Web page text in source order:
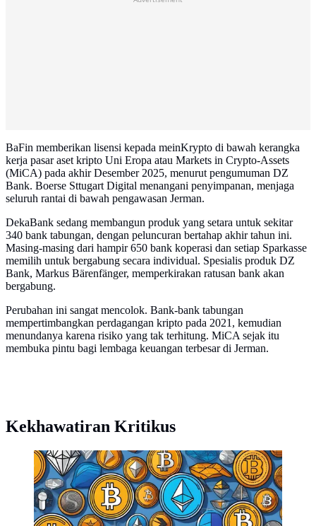
BaFin memberikan lisensi kepada meinKrypto di bawah kerangka
kerja pasar aset kripto Uni Eropa atau Markets in Crypto-Assets
(MiCA) pada akhir Desember 2025, menurut pengumuman DZ
Bank. Boerse Sttugart Digital menangani penyimpanan, menjaga
seluruh rantai di bawah pengawasan Jerman.
DekaBank sedang membangun produk yang setara untuk sekitar
340 bank tabungan, dengan peluncuran bertahap akhir tahun ini.
Masing-masing dari hampir 650 bank koperasi dan setiap Sparkasse
memilih untuk bergabung secara individual. Spesialis produk DZ
Bank, Markus Bärenfänger, memperkirakan ratusan bank akan
bergabung.
Perubahan ini sangat mencolok. Bank-bank tabungan
mempertimbangkan perdagangan kripto pada 2021, kemudian
menundanya karena risiko yang tak terhitung. MiCA sejak itu
membuka pintu bagi lembaga keuangan terbesar di Jerman.
Kekhawatiran Kritikus
Ilustrasi berbagai macam aset kripto. (Foto By AI)